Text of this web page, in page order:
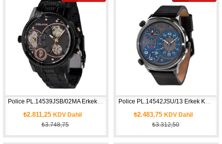
Police PL.14539JSB/02MA Erkek Kol Saati
₺2.811,25KDV Dahil
₺3.748,75
₺2.483,75 KDV Dahil
₺3.312,50